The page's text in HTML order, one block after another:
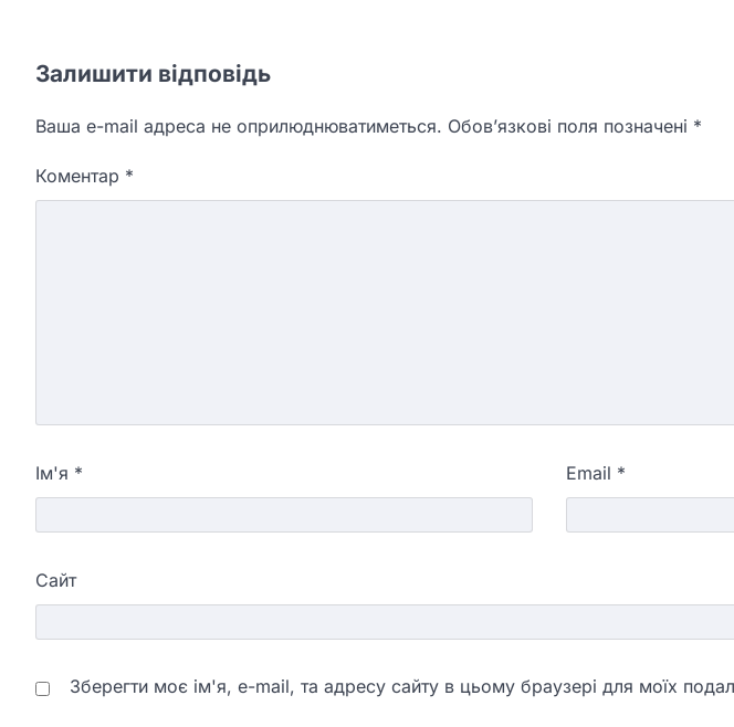
Залишити відповідь
Ваша e-mail адреса не оприлюднюватиметься. Обов’язкові поля позначені *
Коментар *
Ім'я * Email *
Сайт
Зберегти моє ім'я, e-mail, та адресу сайту в цьому браузері для моїх